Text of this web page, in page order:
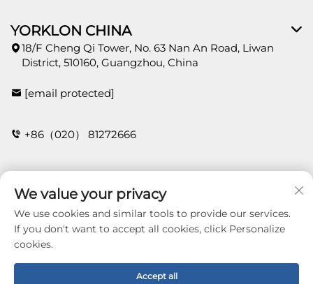
YORKLON CHINA
18/F Cheng Qi Tower, No. 63 Nan An Road, Liwan
District, 510160, Guangzhou, China
[email protected]
+86（020） 81272666
Kontak
Copyright © 2025 Guangzhou Yorklon Wallcoverings
Limited. All right reserved -Patakaran sa
Pagkapribado
We value your privacy
We use cookies and similar tools to provide our services.
If you don't want to accept all cookies, click Personalize
cookies.
Accept all